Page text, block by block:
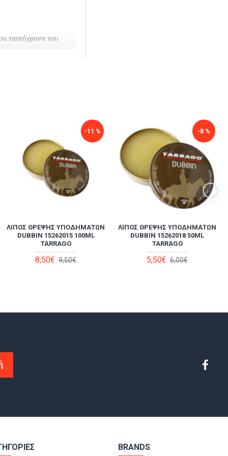
ταυτόχρονα του
-11 %
ΛΊΠΟΣ ΘΡΈΨΗΣ ΥΠΟΔΗΜΆΤΩΝ
DUBBIN 15262015 100ML
TARRAGO
8,50€ 9,50€
-8 %
ΛΊΠΟΣ ΘΡΈΨΗΣ ΥΠΟΔΗΜΆΤΩΝ
DUBBIN 15262018 50ML
TARRAGO
5,50€ 6,00€
BRANDS